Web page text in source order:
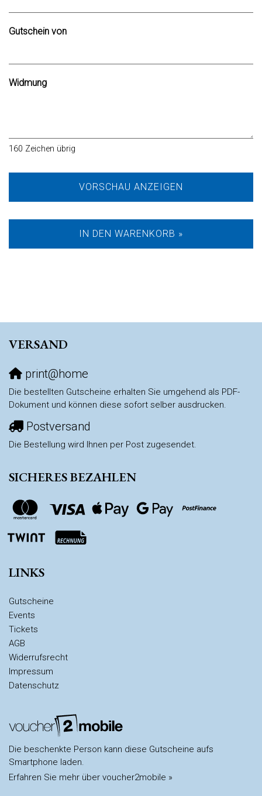
Gutschein von
Widmung
160 Zeichen übrig
VORSCHAU ANZEIGEN
IN DEN WARENKORB »
VERSAND
print@home
Die bestellten Gutscheine erhalten Sie umgehend als PDF-
Dokument und können diese sofort selber ausdrucken.
Postversand
Die Bestellung wird Ihnen per Post zugesendet.
SICHERES BEZAHLEN
LINKS
Gutscheine
Events
Tickets
AGB
Widerrufsrecht
Impressum
Datenschutz
Die beschenkte Person kann diese Gutscheine aufs
Smartphone laden.
Erfahren Sie mehr über voucher2mobile »